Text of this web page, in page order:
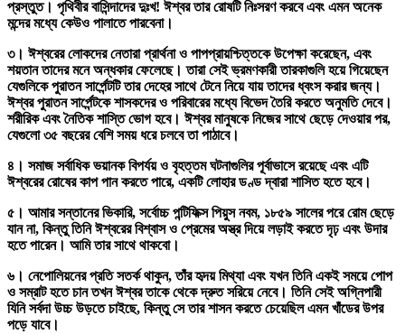
প্রস্তুত। পৃথিবীর বাসিন্দাদের দুঃখ! ঈশ্বর তার রোষটি নিঃসরণ করবে এবং এমন অনেক
মন্দের মধ্যে কেউও পালাতে পারবেনা।
৩। ঈশ্বরের লোকদের নেতারা প্রার্থনা ও পাপপ্রায়শ্চিত্তকে উপেক্ষা করেছেন, এবং
শয়তান তাদের মনে অন্ধকার ফেলেছে। তারা সেই ভ্রমণকারী তারকাগুলি হয়ে গিয়েছেন
যেগুলিকে পুরাতন সার্পেন্টটি তার দেহের সাথে টেনে নিয়ে যায় তাদের ধ্বংস করার জন্য।
ঈশ্বর পুরাতন সার্পেন্টকে শাসকদের ও পরিবারের মধ্যে বিভেদ তৈরি করতে অনুমতি দেবে।
শরীরিক এবং নৈতিক শাস্তি ভোগ হবে। ঈশ্বর মানুষকে নিজের সাথে ছেড়ে দেওয়ার পর,
যেগুলো ৩৫ বছরের বেশি সময় ধরে চলবে তা পাঠাবে।
৪। সমাজ সর্বাধিক ভয়ানক বিপর্যয় ও বৃহত্তম ঘটনাগুলির পূর্বাভাসে রয়েছে এবং এটি
ঈশ্বরের রোষের কাপ পান করতে পারে, একটি লোহার ডণ্ড দ্বারা শাসিত হতে হবে।
৫। আমার সন্তানের ভিকারি, সর্বোচ্চ পন্টিফিক্স পিয়ুস নবম, ১৮৫৯ সালের পরে রোম ছেড়ে
যান না, কিন্তু তিনি ঈশ্বরের বিশ্বাস ও প্রেমের অস্ত্র দিয়ে লড়াই করতে দৃঢ় এবং উদার
হতে পারেন। আমি তার সাথে থাকবো।
৬। নেপোলিয়নের প্রতি সতর্ক থাকুন, তাঁর হৃদয় মিথ্যা এবং যখন তিনি একই সময়ে পোপ
ও সম্রাট হতে চান তখন ঈশ্বর তাকে থেকে দ্রুত সরিয়ে নেবে। তিনি সেই অগ্নিপারী
যিনি সর্বদা উচ্চ উড়তে চাইছে, কিন্তু সে তার শাসন করতে চেয়েছিল এমন খাঁডের উপর
পড়ে যাবে।